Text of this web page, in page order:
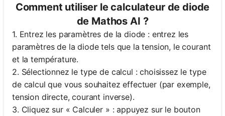
Comment utiliser le calculateur de diode
de Mathos AI ?
1. Entrez les paramètres de la diode : entrez les
paramètres de la diode tels que la tension, le courant
et la température.
2. Sélectionnez le type de calcul : choisissez le type
de calcul que vous souhaitez effectuer (par exemple,
tension directe, courant inverse).
3. Cliquez sur « Calculer » : appuyez sur le bouton